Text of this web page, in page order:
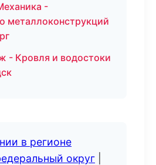
-
металлоконструкций
- Кровля и водостоки
в регионе
округ